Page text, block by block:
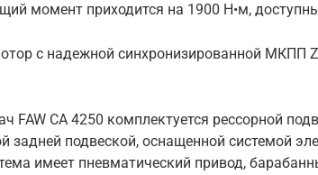
момент приходится на 1900 Н•м,
с надежной синхронизированной МКПП
FAW CA 4250 комплектуется рессорной
задней подвеской, оснащенной системой
имеет пневматический привод,